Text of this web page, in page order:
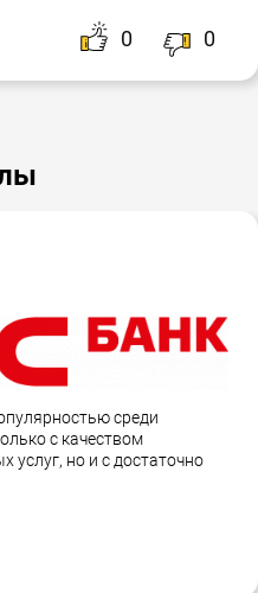
0 0
среди
с качеством
услуг, но и с достаточно